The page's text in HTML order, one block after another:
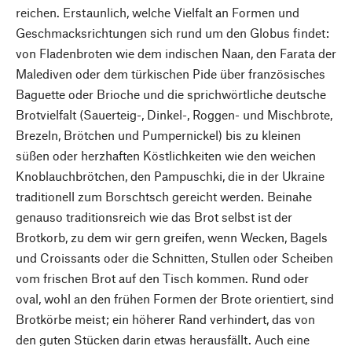
reichen. Erstaunlich, welche Vielfalt an Formen und
Geschmacksrichtungen sich rund um den Globus findet:
von Fladenbroten wie dem indischen Naan, den Farata der
Malediven oder dem türkischen Pide über französisches
Baguette oder Brioche und die sprichwörtliche deutsche
Brotvielfalt (Sauerteig-, Dinkel-, Roggen- und Mischbrote,
Brezeln, Brötchen und Pumpernickel) bis zu kleinen
süßen oder herzhaften Köstlichkeiten wie den weichen
Knoblauchbrötchen, den Pampuschki, die in der Ukraine
traditionell zum Borschtsch gereicht werden. Beinahe
genauso traditionsreich wie das Brot selbst ist der
Brotkorb, zu dem wir gern greifen, wenn Wecken, Bagels
und Croissants oder die Schnitten, Stullen oder Scheiben
vom frischen Brot auf den Tisch kommen. Rund oder
oval, wohl an den frühen Formen der Brote orientiert, sind
Brotkörbe meist; ein höherer Rand verhindert, das von
den guten Stücken darin etwas herausfällt. Auch eine